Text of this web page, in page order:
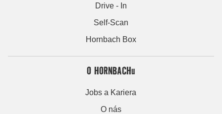
Drive - In
Self-Scan
Hornbach Box
O HORNBACHu
Jobs a Kariera
O nás